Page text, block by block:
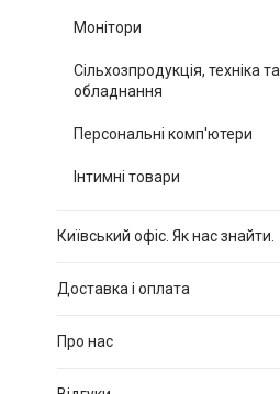
Монітори
Сільхозпродукція, техніка та
обладнання
Персональні комп'ютери
Інтимні товари
Київський офіс. Як нас знайти.
Доставка і оплата
Про нас